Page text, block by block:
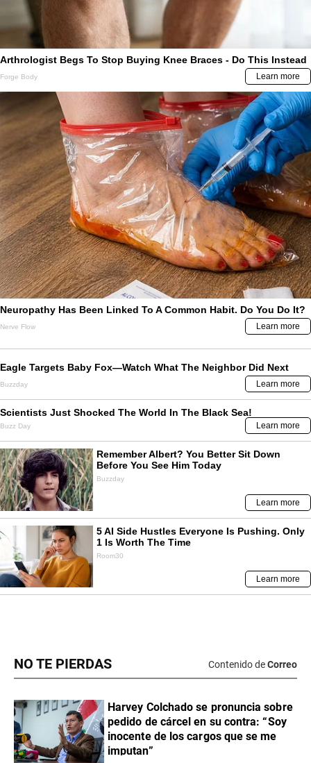
NO TE PIERDAS Contenido deCorreo
Harvey Colchado se pronuncia sobre
pedido de cárcel en su contra: “Soy
inocente de los cargos que se me
imputan”